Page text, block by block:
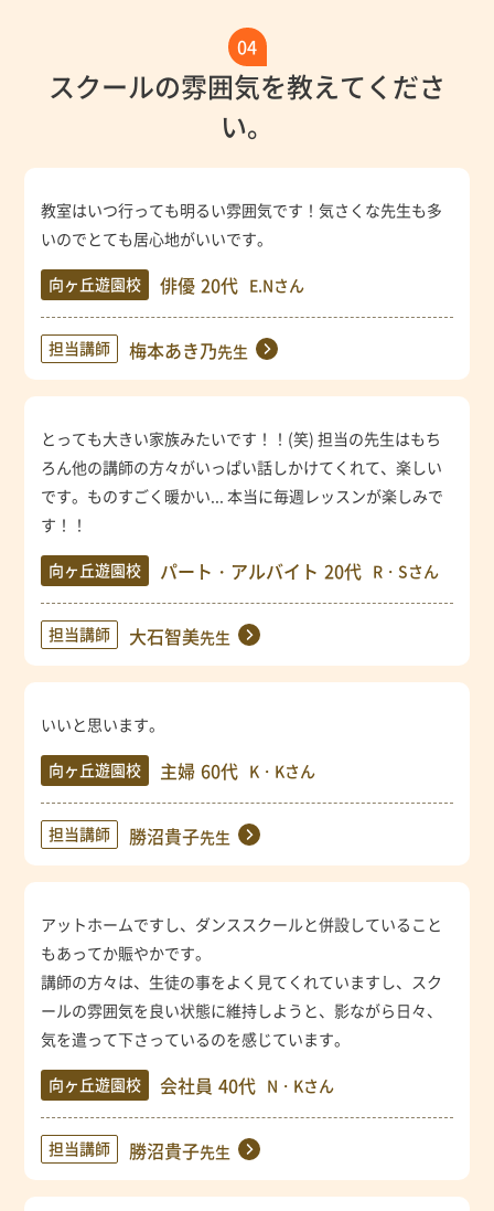
04
スクールの雰囲気を教えてくださ
い。
教室はいつ行っても明るい雰囲気です！気さくな先生も多
いのでとても居心地がいいです。
向ヶ丘遊園校 俳優 20代 E.Nさん
担当講師 梅本あき乃先生
とっても大きい家族みたいです！！(笑) 担当の先生はもち
ろん他の講師の方々がいっぱい話しかけてくれて、楽しい
です。ものすごく暖かい... 本当に毎週レッスンが楽しみで
す！！
向ヶ丘遊園校 パート・アルバイト 20代 R・Sさん
担当講師 大石智美先生
いいと思います。
向ヶ丘遊園校 主婦 60代 K・Kさん
担当講師 勝沼貴子先生
アットホームですし、ダンススクールと併設していること
もあってか賑やかです。
講師の方々は、生徒の事をよく見てくれていますし、スク
ールの雰囲気を良い状態に維持しようと、影ながら日々、
気を遣って下さっているのを感じています。
向ヶ丘遊園校 会社員 40代 N・Kさん
担当講師 勝沼貴子先生